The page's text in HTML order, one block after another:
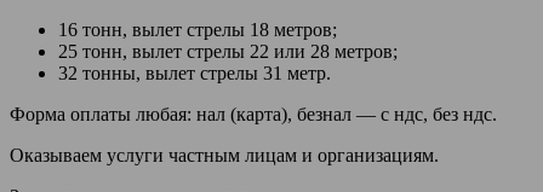
16 тонн, вылет стрелы 18 метров;
25 тонн, вылет стрелы 22 или 28 метров;
32 тонны, вылет стрелы 31 метр.
Форма оплаты любая: нал (карта), безнал — с ндс, без ндс.
Оказываем услуги частным лицам и организациям.